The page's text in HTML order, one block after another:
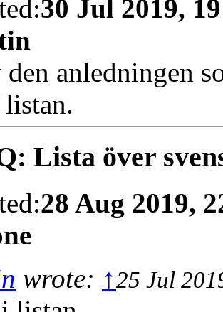
30 Jul 2019,
den anledningen
Lista över
28 Aug 2019,
wrote: ↑25 Jul